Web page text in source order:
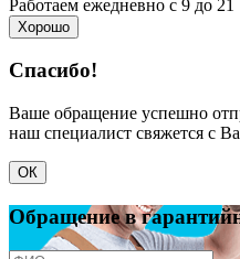
Работаем ежедневно с 9 до 21
Хорошо
Спасибо!
Ваше обращение успешно
наш специалист свяжется с
ОК
Обращение в